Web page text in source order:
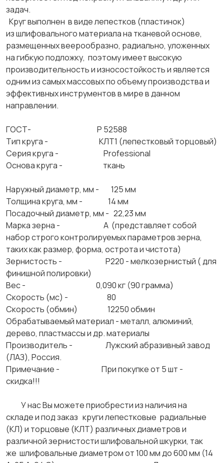
задач.
Круг выполнен в виде лепестков (пластинок)
из шлифовального материала на тканевой основе,
размещенных веерообразно, радиально, уложенных
на гибкую подложку, поэтому имеет высокую
производительность и износостойкость и является
одним из самых массовых по объему производства и
эффективных инструментов в мире в данном
направлении.
ГОСТ- Р 52588
Тип круга - КЛТ1 (лепестковый торцовый)
Серия круга - Professional
Основа круга - ткань
Наружный диаметр, мм - 125 мм
Толщина круга, мм - 14 мм
Посадочный диаметр, мм - 22,23 мм
Марка зерна - А (представляет собой
набор строго контролируемых параметров зерна,
таких как размер, форма, острота и чистота)
Зернистость - Р220 - мелкозернистый ( для
финишной полировки)
Вес - 0,090 кг (90 грамма)
Скорость (мс) - 80
Скорость (обмин) 12250 обмин
Обрабатываемый материал - металл, алюминий,
дерево, пластмассы и др. материалы
Производитель - Лужский абразивный завод
(ЛАЗ), Россия.
Примечание - При покупке от 5 шт -
скидка!!!
У нас Вы можете приобрести из наличия на
складе и под заказ круги лепестковые радиальные
(КЛ) и торцовые (КЛТ) различных диаметров и
различной зернистости шлифовальной шкурки, так
же шлифовальные диаметром от 100 мм до 600 мм (14